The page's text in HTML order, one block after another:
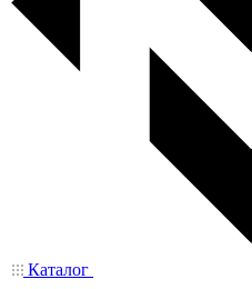
Каталог